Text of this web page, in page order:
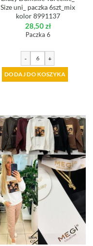
Size uni_ paczka 6szt_mix
kolor 8991137
28,50zł
Paczka 6
- +
DODAJ DO KOSZYKA